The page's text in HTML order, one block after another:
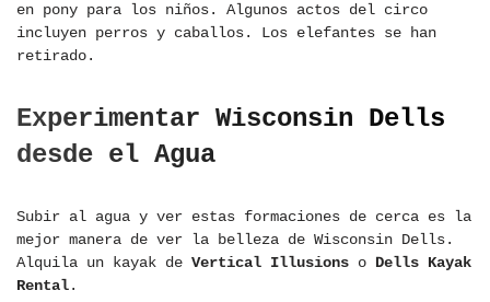
en pony para los niños. Algunos actos del circo
incluyen perros y caballos. Los elefantes se han
retirado.
Experimentar Wisconsin Dells
desde el Agua
Subir al agua y ver estas formaciones de cerca es la
mejor manera de ver la belleza de Wisconsin Dells.
Alquila un kayak de Vertical Illusions o Dells Kayak
Rental.